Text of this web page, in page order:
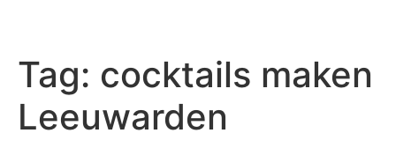
Tag: cocktails maken
Leeuwarden